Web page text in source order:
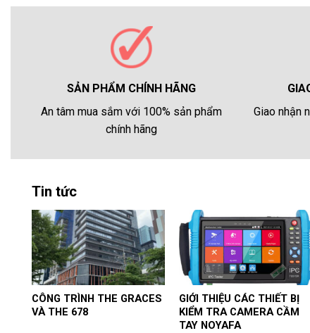
SẢN PHẨM CHÍNH HÃNG
An tâm mua sắm với 100% sản phẩm
chính hãng
Giao nhận
Tin tức
CÔNG TRÌNH THE GRACES
VÀ THE 678
GIỚI THIỆU CÁC THIẾT BỊ
KIỂM TRA CAMERA CẦM
TAY NOYAFA